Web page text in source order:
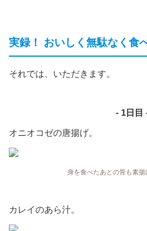
実録！ おいしく無駄なく食
それでは、いただきます。
- 1日目
オニオコゼの唐揚げ。
身を食べたあとの骨も素揚
カレイのあら汁。